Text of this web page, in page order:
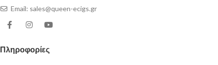
Email: sales@queen-ecigs.gr
Πληροφορίες